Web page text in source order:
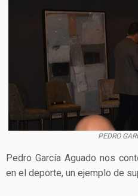
PEDRO GARCÍA
Pedro García Aguado nos
en el deporte, un ejemplo de